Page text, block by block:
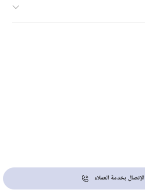
الإتصال بخدمة العملاء